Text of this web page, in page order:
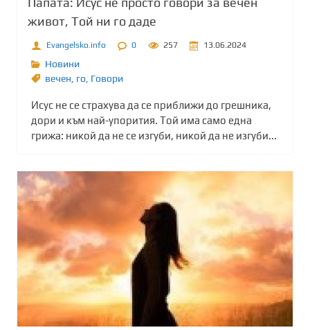
живот, Той ни го даде
Evangelsko.info 0 257 13.06.2024
Новини
вечен го Говори
Исус не се страхува да се приближи до грешника,
дори и към най-упорития. Той има само една
грижа: никой да не се изгуби, никой да не изгуби...